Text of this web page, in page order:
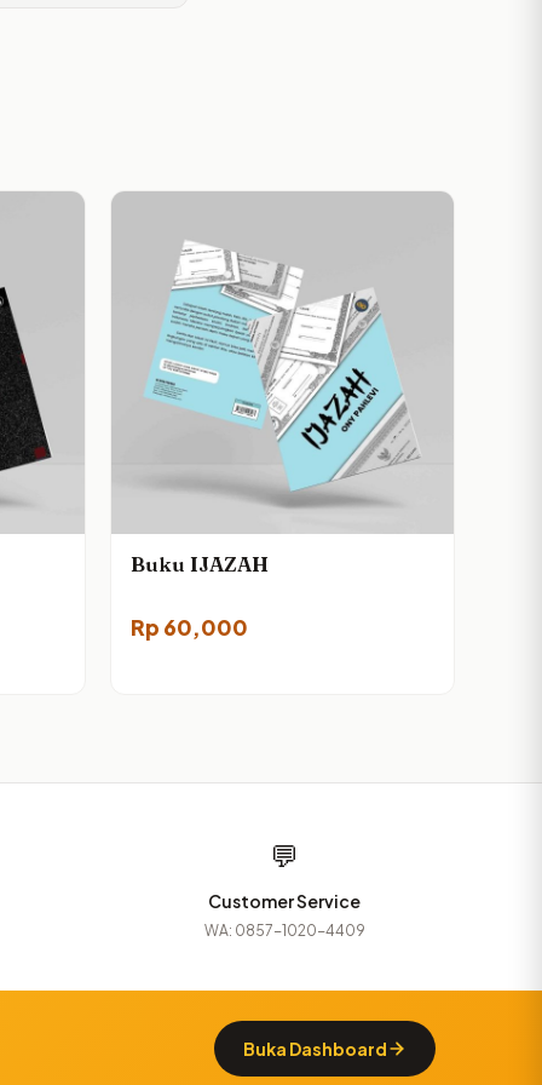
Buku IJAZAH
Rp 60,000
💬
Customer Service
WA: 0857-1020-4409
Buka Dashboard